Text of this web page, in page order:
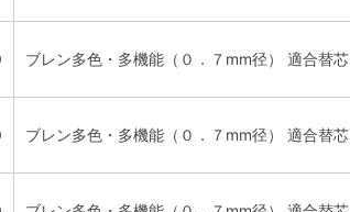
ブレン多色・多機能（０．７mm径） 適合替芯
ブレン多色・多機能（０．７mm径） 適合替芯